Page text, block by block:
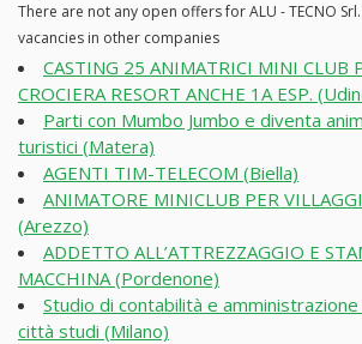
There are not any open offers for ALU - TECNO
vacancies in other companies
CASTING 25 ANIMATRICI MINI CLUB
CROCIERA RESORT ANCHE 1A ESP.
Parti con Mumbo Jumbo e diventa
turistici (Matera)
AGENTI TIM-TELECOM (Biella)
ANIMATORE MINICLUB PER
(Arezzo)
ADDETTO ALL’ATTREZZAGGIO E
MACCHINA (Pordenone)
Studio di contabilità e
città studi (Milano)